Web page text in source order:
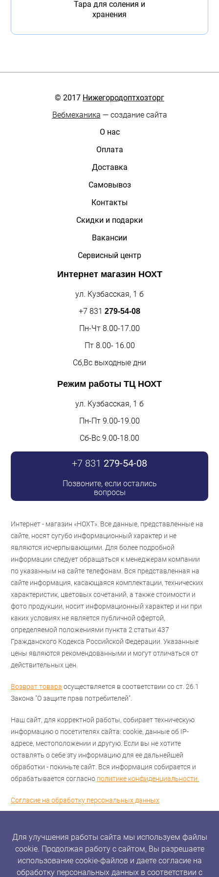
Тара для соления и
хранения
© 2017 Нижегородоптхозторг
Вебмеханика — создание сайта
О нас
Оплата
Доставка
Самовывоз
Контакты
Скидки и подарки
Вакансии
Сервисный центр
Интернет магазин НОХТ
ул. Кузбасская, 1 б
+7 831 279-54-08
Пн-Чт 8.00-17.00
Пт 8.00- 16.00
Сб,Вс выходные дни
Режим работы ТЦ НОХТ
ул. Кузбасская, 1 б
Пн-Пт 9.00-19.00
Сб-Вс 9.00-18.00
+7 831 279-54-08
Позвоните, если остались
вопросы
Интернет - магазин «НОХТ». Все данные, представленные на
сайте, носят сугубо информационный характер и не
являются исчерпывающими. Для более подробной
информации следует обращаться к менеджерам компании
по указанным на сайте телефонам. Вся представленная на
сайте информация, касающаяся комплектации, технических
характеристик, цветовых сочетаний, а также стоимости и
фото продукции, носит информационный характер и ни при
каких условиях не является публичной офертой,
определяемой положениями пункта 2 статьи 437
Гражданского Кодекса Российской Федерации. Указанные
цены являются рекомендованными и могут отличаться от
действительных цен.
Возврат товара осуществляется в соответствии со ст. 26.1
Закона "О защите прав потребителей".
Наш сайт, для корректной работы, собирает техническую
информацию о посетителях сайта: cookie, данные об IP-
адресе, местоположении и другую. Если вы не хотите
оставлять о себе эту информацию для ее дальнейшей
обработки - покиньте сайт. Вся информация собирается и
обрабатывается согласно политике конфиденциальности.
Согласие на обработку персональных данных
Для улучшения работы сайта мы используем файлы
cookie. Продолжая работу с сайтом, Вы разрешаете
использование cookie-файлов и даете согласие на
обработку персональных данных в соответствии с